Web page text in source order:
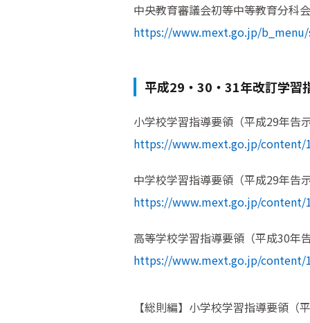
中央教育審議会初等中等教育分科
https://www.mext.go.jp/
平成29・30・31年改訂学習
小学校学習指導要領（平成29年告
https://www.mext.go.jp/content/
中学校学習指導要領（平成29年告
https://www.mext.go.jp/content/
高等学校学習指導要領（平成30年
https://www.mext.go.jp/content/
【総則編】小学校学習指導要領（